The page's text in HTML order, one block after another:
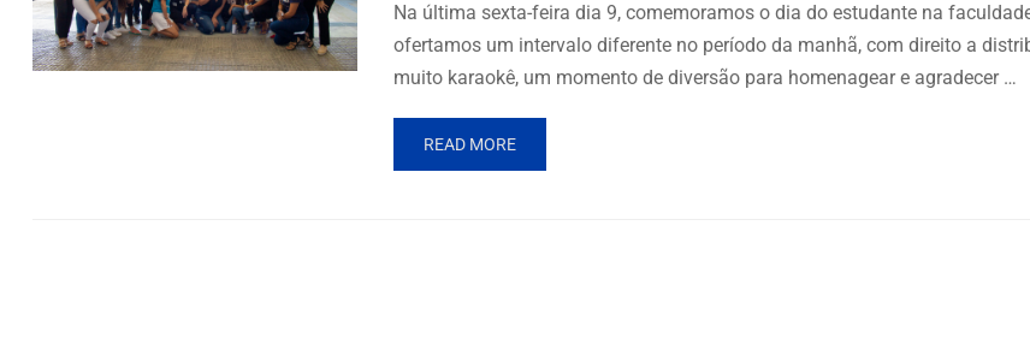
Na última sexta-feira dia 9, comemoramos o dia do estudante na
ofertamos um intervalo diferente no período da manhã, com direito a
muito karaokê, um momento de diversão para homenagear e agradecer …
READ MORE